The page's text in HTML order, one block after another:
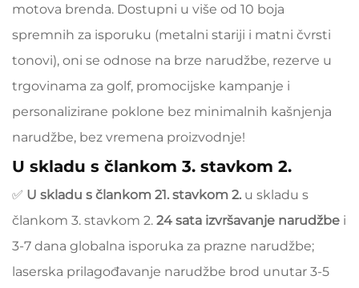
motova brenda. Dostupni u više od 10 boja
spremnih za isporuku (metalni stariji i matni čvrsti
tonovi), oni se odnose na brze narudžbe, rezerve u
trgovinama za golf, promocijske kampanje i
personalizirane poklone bez minimalnih kašnjenja
narudžbe, bez vremena proizvodnje!
U skladu s člankom 3. stavkom 2.
✅ U skladu s člankom 21. stavkom 2. u skladu s
člankom 3. stavkom 2. 24 sata izvršavanje narudžbe i
3-7 dana globalna isporuka za prazne narudžbe;
laserska prilagođavanje narudžbe brod unutar 3-5